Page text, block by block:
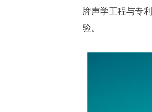
牌声学工程与专
验。